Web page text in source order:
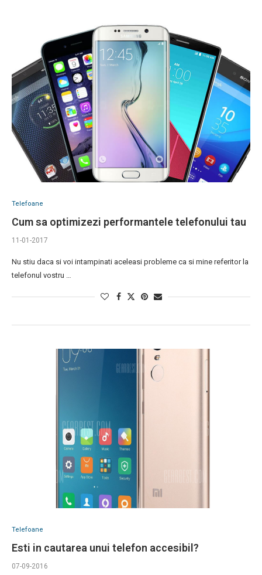
Telefoane
Cum sa optimizezi performantele telefonului tau
11-01-2017
Nu stiu daca si voi intampinati aceleasi probleme ca si mine referitor la
telefonul vostru …
Telefoane
Esti in cautarea unui telefon accesibil?
07-09-2016